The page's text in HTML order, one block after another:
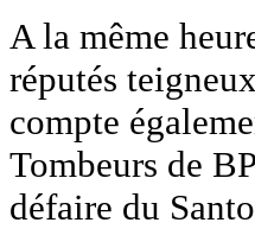
A la même
réputés
compte
Tombeurs de
défaire du